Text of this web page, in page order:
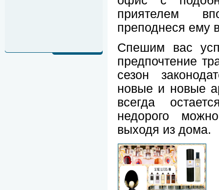
приятелем
преподнеся ему
Спешим вас
предпочтение
сезон
новые и новые
всегда
недорого
выходя из дома.